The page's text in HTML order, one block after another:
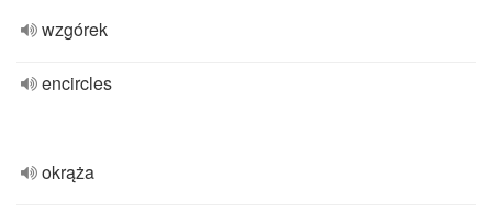
wzgórek
encircles
okrąża